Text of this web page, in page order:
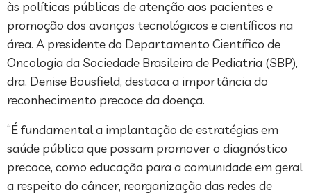
às políticas públicas de atenção aos pacientes e
promoção dos avanços tecnológicos e científicos na
área. A presidente do Departamento Científico de
Oncologia da Sociedade Brasileira de Pediatria (SBP),
dra. Denise Bousfield, destaca a importância do
reconhecimento precoce da doença.
“É fundamental a implantação de estratégias em
saúde pública que possam promover o diagnóstico
precoce, como educação para a comunidade em geral
a respeito do câncer, reorganização das redes de